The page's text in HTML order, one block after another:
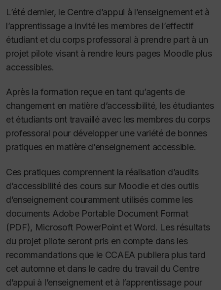
L’été dernier, le Centre d’appui à l’enseignement et à
l’apprentissage a invité les membres de l’effectif
étudiant et du corps professoral à prendre part à un
projet pilote visant à rendre leurs pages Moodle plus
accessibles.
Après la formation reçue en tant qu’agents de
changement en matière d’accessibilité, les étudiantes
et étudiants ont travaillé avec les membres du corps
professoral pour développer une variété de bonnes
pratiques en matière d’enseignement accessible.
Ces pratiques comprennent la réalisation d’audits
d’accessibilité des cours sur Moodle et des outils
d’enseignement couramment utilisés comme les
documents Adobe Portable Document Format
(PDF), Microsoft PowerPoint et Word. Les résultats
du projet pilote seront pris en compte dans les
recommandations que le CCAEA publiera plus tard
cet automne et dans le cadre du travail du Centre
d’appui à l’enseignement et à l’apprentissage pour